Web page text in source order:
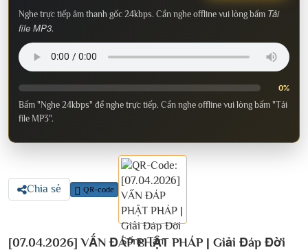
Nghe trực tiếp âm thanh gốc 24kbps. Cần nghe offline vui lòng bấm Tải
file MP3.
0%
Bấm "Nghe 24kbps" để nghe trực tiếp. Cần nghe offline vui lòng bấm "Tải
file MP3".
Chia sẻ QR-code
[07.04.2026] VẤN ĐÁP PHẬT PHÁP | Giải Đáp Đời